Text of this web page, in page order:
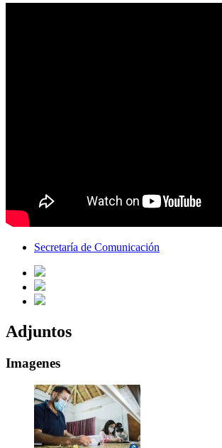
Secretaría de Comunicación
Adjuntos
Imagenes